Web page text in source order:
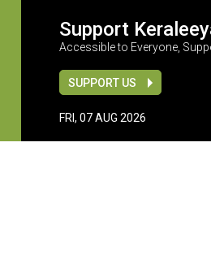
Support
Accessible to Everyone,
SUPPORT US
FRI, 07 AUG 2026